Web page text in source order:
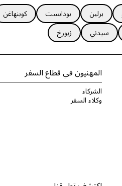
برلين بودابست كوبنهاغن
سيدني زيورخ
المهنيون في قطاع السفر
الشركاء
وكلاء السفر